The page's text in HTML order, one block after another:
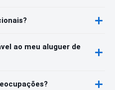
ao meu aluguer de